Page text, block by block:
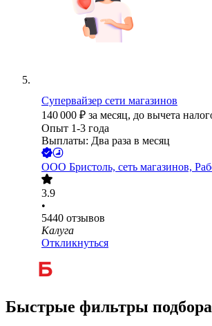
Супервайзер сети магазинов
140 000 ₽ за месяц, до вычета
Опыт 1-3 года
Выплаты: Два раза в месяц
ООО Бристоль, сеть магазинов,
3.9
•
5440 отзывов
Калуга
Откликнуться
Быстрые фильтры